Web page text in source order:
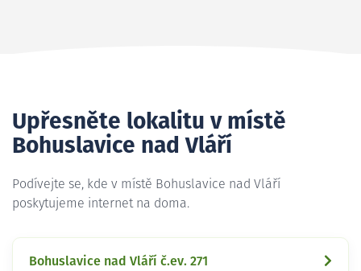
Upřesněte lokalitu v místě
Bohuslavice nad Vláří
Podívejte se, kde v místě Bohuslavice nad Vláří
poskytujeme internet na doma.
Bohuslavice nad Vláří č.ev. 271